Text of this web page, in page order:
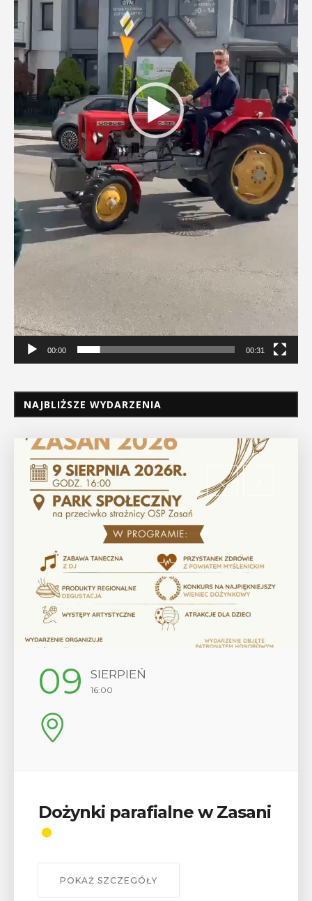
00:00 00:31
NAJBLIŻSZE WYDARZENIA
12 SIERPIEŃ
17:00
Wykład „Jak zdobyć
odznaki na myślenickich
W środę 12 sierpnia o godz. 17 w Miejskiej